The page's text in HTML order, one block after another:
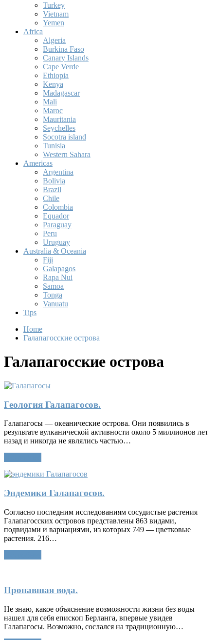
Turkey
Vietnam
Yemen
Africa
Algeria
Burkina Faso
Canary Islands
Cape Verde
Ethiopia
Kenya
Madagascar
Mali
Maroc
Mauritania
Seychelles
Socotra island
Tunisia
Western Sahara
Americas
Argentina
Bolivia
Brazil
Chile
Colombia
Equador
Paraguay
Peru
Uruguay
Australia & Oceania
Fiji
Galapagos
Rapa Nui
Samoa
Tonga
Vanuatu
Tips
Home
Галапагосские острова
Галапагосские острова
Геология Галапагосов.
Галапагосы — океанические острова. Они появились в
результате вулканической активности около 5 миллионов лет
назад и никогда не являлись частью…
Эндемики Галапагосов.
Согласно последним исследованиям сосудистые растения
Галапагосских островов представлены 863 видами,
подвидами и вариациями, из которых 749 — цветковые
растения. 216…
Пропавшая вода.
Не знаю, какое объяснение возможности жизни без воды
нашел для себя епископ Берланга, впервые увидев
Галапагосы. Возможно, сослался на традиционную…